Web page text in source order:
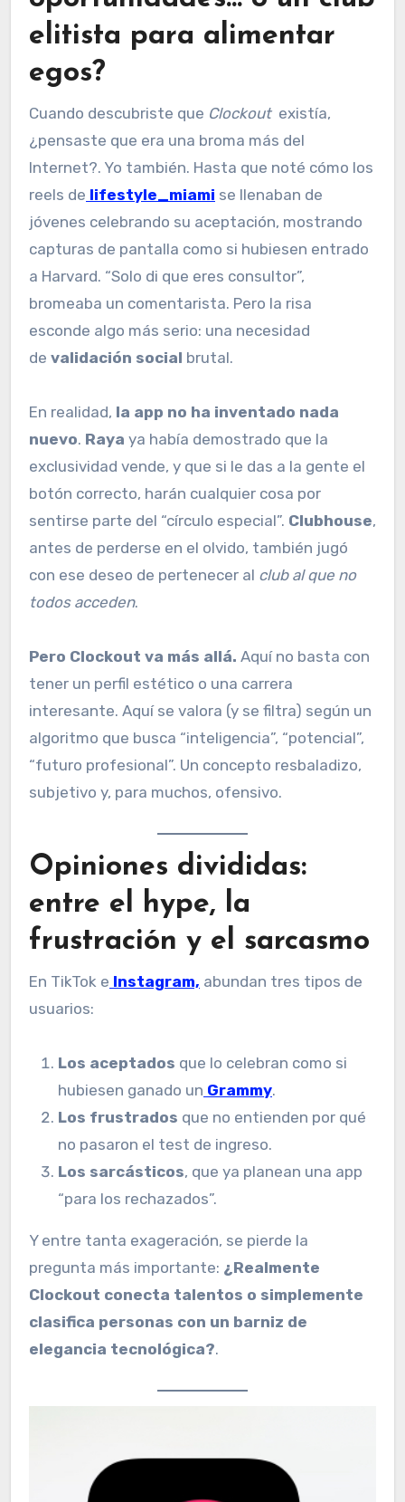
elitista para alimentar
egos?
Cuando descubriste que Clockoutexistía,
¿pensaste que era una broma más del
Internet?. Yo también. Hasta que noté cómo los
reels de lifestyle_miami se llenaban de
jóvenes celebrando su aceptación, mostrando
capturas de pantalla como si hubiesen entrado
a Harvard. “Solo di que eres consultor”,
bromeaba un comentarista. Pero la risa
esconde algo más serio: una necesidad
de validación social brutal.
En realidad, la app no ha inventado nada
nuevo. Raya ya había demostrado que la
exclusividad vende, y que si le das a la gente el
botón correcto, harán cualquier cosa por
sentirse parte del “círculo especial”. Clubhouse,
antes de perderse en el olvido, también jugó
con ese deseo de pertenecer al club al que no
todos acceden.
Pero Clockout va más allá. Aquí no basta con
tener un perfil estético o una carrera
interesante. Aquí se valora (y se filtra) según un
algoritmo que busca “inteligencia”, “potencial”,
“futuro profesional”. Un concepto resbaladizo,
subjetivo y, para muchos, ofensivo.
Opiniones divididas:
entre el hype, la
frustración y el sarcasmo
En TikTok e Instagram, abundan tres tipos de
usuarios:
Los aceptados que lo celebran como si
hubiesen ganado un Grammy.
Los frustrados que no entienden por qué
no pasaron el test de ingreso.
Los sarcásticos, que ya planean una app
“para los rechazados”.
Y entre tanta exageración, se pierde la
pregunta más importante: ¿Realmente
Clockout conecta talentos o simplemente
clasifica personas con un barniz de
elegancia tecnológica?.